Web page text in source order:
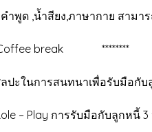
กาย สามารถบอก
********
ะในการสนทนาเ
มือกับลูกหนี้ 3 ปร